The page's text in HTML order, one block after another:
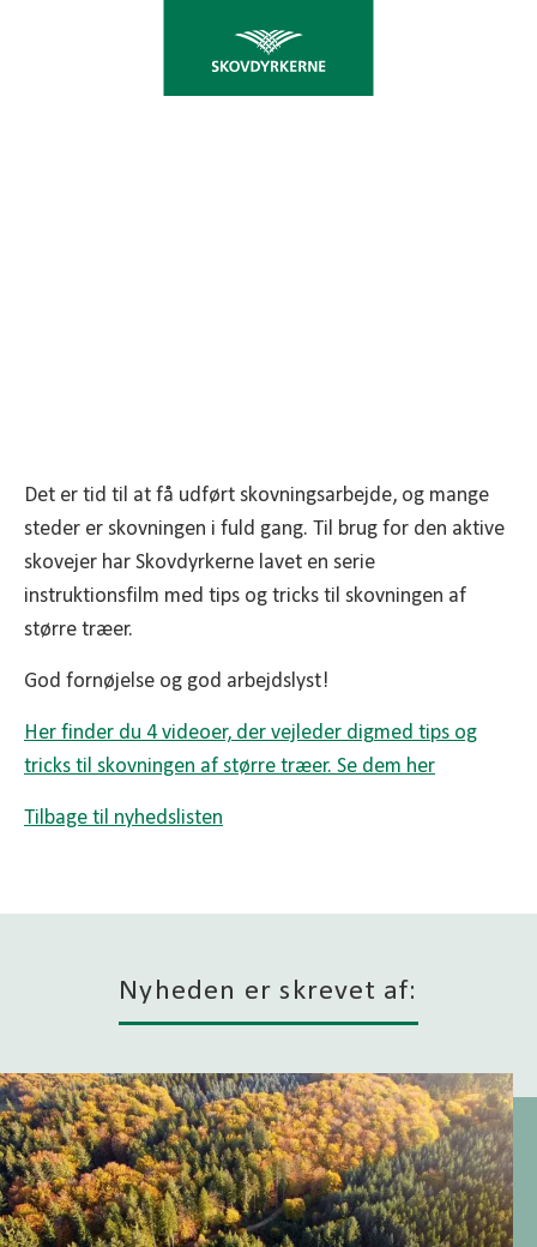
Det er tid til at få udført skovningsarbejde, og mange
steder er skovningen i fuld gang. Til brug for den aktive
skovejer har Skovdyrkerne lavet en serie
instruktionsfilm med tips og tricks til skovningen af
større træer.
God fornøjelse og god arbejdslyst!
Her finder du 4 videoer, der vejleder digmed tips og
tricks til skovningen af større træer. Se dem her
Tilbage til nyhedslisten
Nyheden er skrevet af: